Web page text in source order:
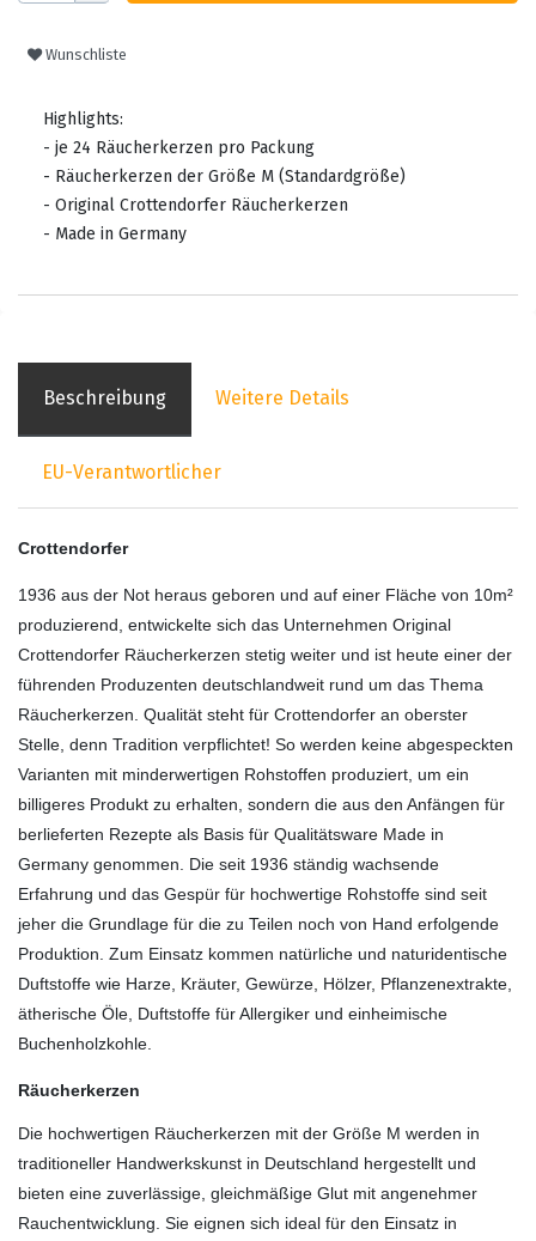
Wunschliste
Highlights:
- je 24 Räucherkerzen pro Packung
- Räucherkerzen der Größe M (Standardgröße)
- Original Crottendorfer Räucherkerzen
- Made in Germany
Beschreibung Weitere Details
EU-Verantwortlicher
Crottendorfer
1936 aus der Not heraus geboren und auf einer Fläche von 10m²
produzierend, entwickelte sich das Unternehmen Original
Crottendorfer Räucherkerzen stetig weiter und ist heute einer der
führenden Produzenten deutschlandweit rund um das Thema
Räucherkerzen. Qualität steht für Crottendorfer an oberster
Stelle, denn Tradition verpflichtet! So werden keine abgespeckten
Varianten mit minderwertigen Rohstoffen produziert, um ein
billigeres Produkt zu erhalten, sondern die aus den Anfängen für
berlieferten Rezepte als Basis für Qualitätsware Made in
Germany genommen. Die seit 1936 ständig wachsende
Erfahrung und das Gespür für hochwertige Rohstoffe sind seit
jeher die Grundlage für die zu Teilen noch von Hand erfolgende
Produktion. Zum Einsatz kommen natürliche und naturidentische
Duftstoffe wie Harze, Kräuter, Gewürze, Hölzer, Pflanzenextrakte,
ätherische Öle, Duftstoffe für Allergiker und einheimische
Buchenholzkohle.
Räucherkerzen
Die hochwertigen Räucherkerzen mit der Größe M werden in
traditioneller Handwerkskunst in Deutschland hergestellt und
bieten eine zuverlässige, gleichmäßige Glut mit angenehmer
Rauchentwicklung. Sie eignen sich ideal für den Einsatz in